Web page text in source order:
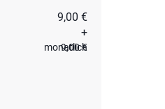
9,00 €
+
9,00 €
monatlich